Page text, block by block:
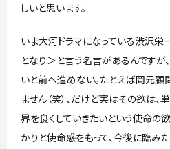
しいと思います。
いま大河ドラマになっている渋沢
となり＞と言う名言があるんですが
いと前へ進めない。たとえば岡元
ません（笑）、だけど実はその欲は、
界を良くしていきたいという使命の
かりと使命感をもって、今後に臨み